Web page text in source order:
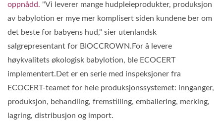
oppnådd. "Vi leverer mange hudpleieprodukter, produksjon
av babylotion er mye mer komplisert siden kundene ber om
det beste for babyens hud," sier utenlandsk
salgrepresentant for BIOCCROWN.For å levere
høykvalitets økologisk babylotion, ble ECOCERT
implementert.Det er en serie med inspeksjoner fra
ECOCERT-teamet for hele produksjonssystemet: innganger,
produksjon, behandling, fremstilling, emballering, merking,
lagring, distribusjon og import.